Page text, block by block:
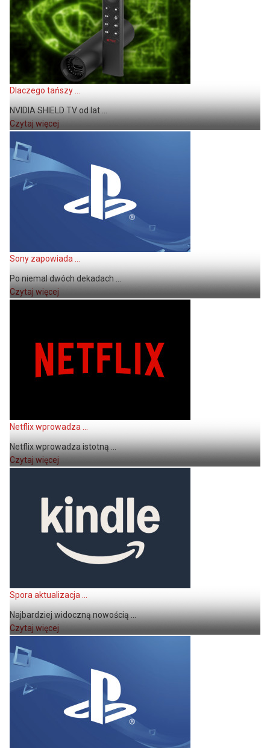
Dlaczego tańszy ...
NVIDIA SHIELD TV od lat ...
Czytaj więcej
Sony zapowiada ...
Po niemal dwóch dekadach ...
Czytaj więcej
Netflix wprowadza ...
Netflix wprowadza istotną ...
Czytaj więcej
Spora aktualizacja ...
Najbardziej widoczną nowością ...
Czytaj więcej